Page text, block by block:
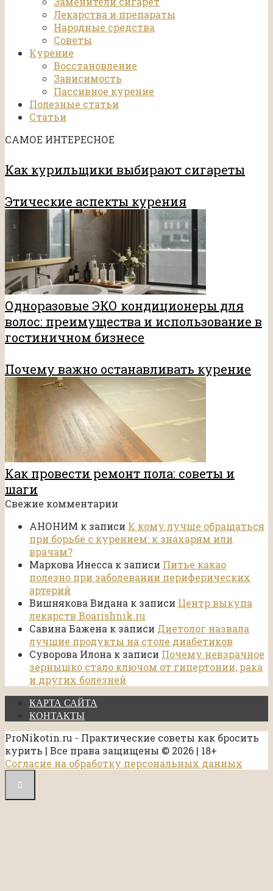
Лекарства и препараты
Народные средства
Советы
Курение
Восстановление
Зависимость
Пассивное курение
Полезные статьи
Статьи
САМОЕ ИНТЕРЕСНОЕ
Как курильщики выбирают сигареты
Этические аспекты курения
Одноразовые ЭКО кондиционеры для
волос: преимущества и использование в
гостиничном бизнесе
Почему важно останавливать курение
Как провести ремонт пола: советы и
шаги
Свежие комментарии
АНОНИМ к записи К кому лучше обращаться
при борьбе с курением: к знахарям или
врачам?
Маркова Инесса к записи Питье какао
полезно при заболевании периферических
артерий
Вишнякова Видана к записи Центр выкупа
лекарств Boarishnik.ru
Савина Бажена к записи Диетолог назвала
лучшие продукты на столе диабетиков
Суворова Илона к записи Почему невзрачное
зернышко стало ключом от гипертонии, рака
и других болезней
КАРТА САЙТА
КОНТАКТЫ
ProNikotin.ru - Практические советы как бросить
курить | Все права защищены © 2026 | 18+
Согласие на обработку персональных данных